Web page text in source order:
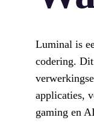
Luminal is
codering.
applicaties,
gaming en